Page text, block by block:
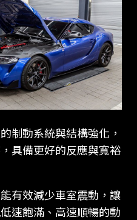
制動系統與結構強化，
具備更好的反應與寬裕
有效減少車室震動，讓
速飽滿、高速順暢的動